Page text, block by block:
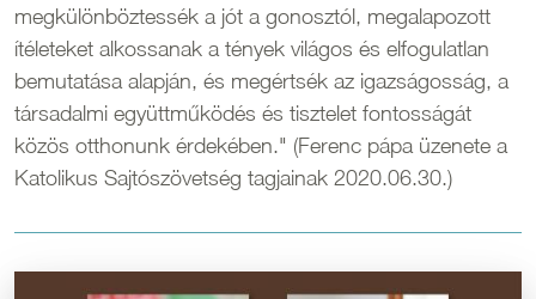
megkülönböztessék a jót a gonosztól, megalapozott
ítéleteket alkossanak a tények világos és elfogulatlan
bemutatása alapján, és megértsék az igazságosság, a
társadalmi együttműködés és tisztelet fontosságát
közös otthonunk érdekében." (Ferenc pápa üzenete a
Katolikus Sajtószövetség tagjainak 2020.06.30.)